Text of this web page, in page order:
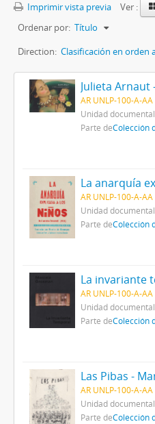
Imprimir vista previa
Ver :
Ordenar por: Título
Direction: Clasificación en orden
AR UNLP-100-A-
Unidad
Parte deColección
La anarquía
AR UNLP-100-A-
Unidad
Parte deColección
La invariante
AR UNLP-100-A-
Unidad
Parte deColección
Las Pibas -
AR UNLP-100-A-
Unidad
Parte deColección